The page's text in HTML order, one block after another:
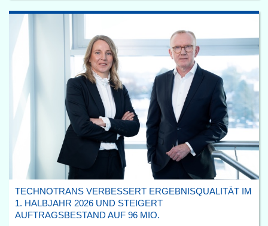
TECHNOTRANS VERBESSERT ERGEBNISQUALITÄT IM
1. HALBJAHR 2026 UND STEIGERT
AUFTRAGSBESTAND AUF 96 MIO.